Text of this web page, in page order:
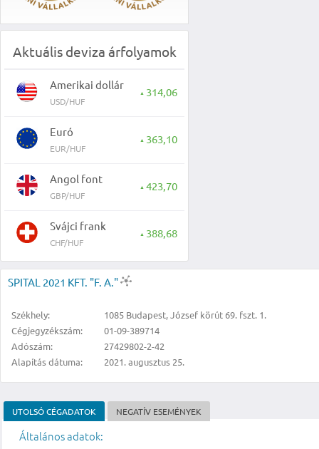
Aktuális deviza árfolyamok
Amerikai dollár
USD/HUF
▲ 314,06
Euró
EUR/HUF
▲ 363,10
Angol font
GBP/HUF
▲ 423,70
Svájci frank
CHF/HUF
▲ 388,68
SPITAL 2021 KFT. "F. A."
Székhely:
1085 Budapest, József körút 69. fszt. 1.
Cégjegyzékszám:
01-09-389714
Adószám:
27429802-2-42
Alapítás dátuma:
2021. augusztus 25.
UTOLSÓ CÉGADATOK NEGATÍV ESEMÉNYEK
Általános adatok: